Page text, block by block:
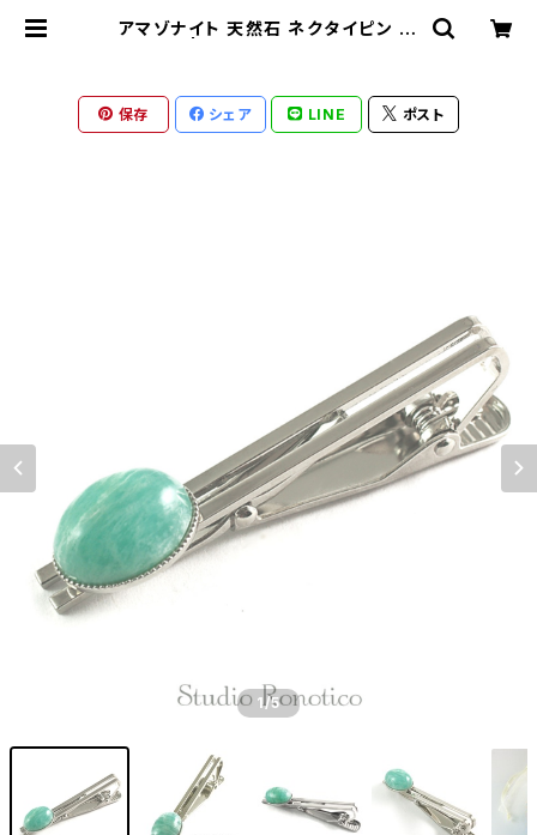
アマゾナイト 天然石 ネクタイピン kf
保存 シェア LINE ポスト
1/5